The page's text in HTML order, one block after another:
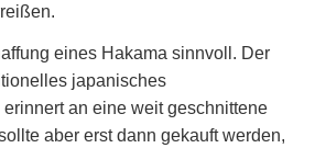
eines Hakama sinnvoll. Der
japanisches
an eine weit geschnittene
aber erst dann gekauft werden,